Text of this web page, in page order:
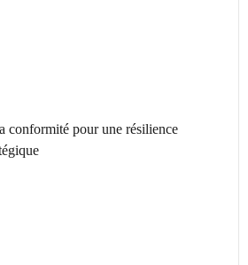
conformité pour une résilience